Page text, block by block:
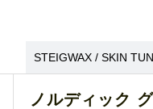
ノルディック